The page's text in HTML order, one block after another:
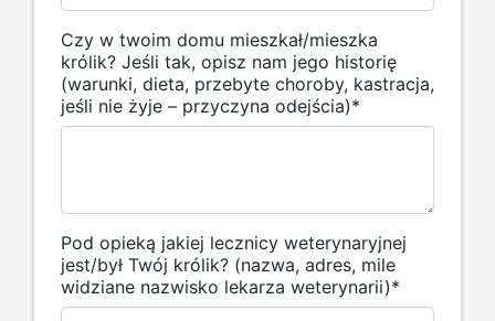
Czy w twoim domu mieszkał/mieszka
królik? Jeśli tak, opisz nam jego historię
(warunki, dieta, przebyte choroby, kastracja,
jeśli nie żyje – przyczyna odejścia)*
Pod opieką jakiej lecznicy weterynaryjnej
jest/był Twój królik? (nazwa, adres, mile
widziane nazwisko lekarza weterynarii)*